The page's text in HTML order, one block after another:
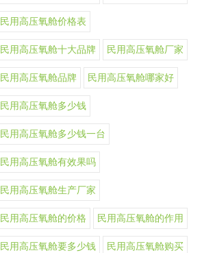
民用高压氧舱价格表
民用高压氧舱十大品牌 民用高压氧舱厂家
民用高压氧舱品牌 民用高压氧舱哪家好
民用高压氧舱多少钱
民用高压氧舱多少钱一台
民用高压氧舱有效果吗
民用高压氧舱生产厂家
民用高压氧舱的价格 民用高压氧舱的作用
民用高压氧舱要多少钱 民用高压氧舱购买